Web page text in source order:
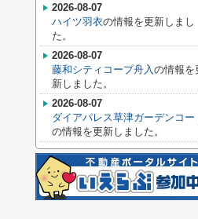
2026-08-07
ハイツ羽衣の情報を更新しまし
た。
2026-08-07
藤和シティコープ舟入の情報を
新しました。
2026-08-07
ダイアパレス草津ガーデンコー
の情報を更新しました。